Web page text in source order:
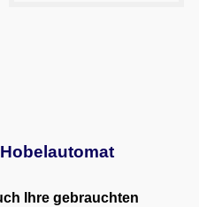
Ihre gebrauchten